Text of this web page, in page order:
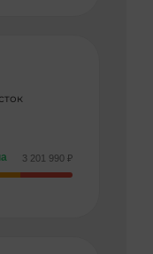
3 201 990 ₽